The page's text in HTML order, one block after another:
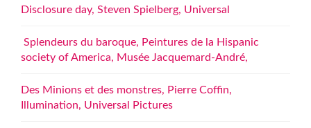
Disclosure day, Steven Spielberg, Universal
Splendeurs du baroque, Peintures de la Hispanic
society of America, Musée Jacquemard-André,
Des Minions et des monstres, Pierre Coffin,
Illumination, Universal Pictures